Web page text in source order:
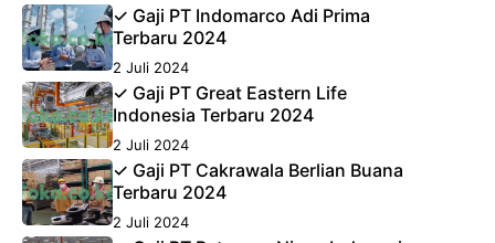
✓ Gaji PT Indomarco Adi Prima
Terbaru 2024
2 Juli 2024
✓ Gaji PT Great Eastern Life
Indonesia Terbaru 2024
2 Juli 2024
✓ Gaji PT Cakrawala Berlian Buana
Terbaru 2024
2 Juli 2024